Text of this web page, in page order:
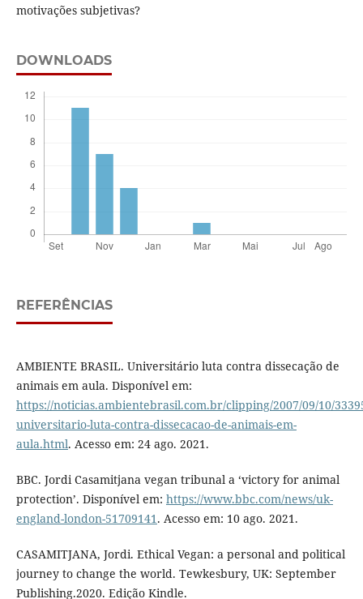
motivações subjetivas?
DOWNLOADS
REFERÊNCIAS
AMBIENTE BRASIL. Universitário luta contra dissecação de
animais em aula. Disponível em:
https://noticias.ambientebrasil.com.br/clipping/2007/09/10/
universitario-luta-contra-dissecacao-de-animais-em-
aula.html. Acesso em: 24 ago. 2021.
BBC. Jordi Casamitjana vegan tribunal a ‘victory for animal
protection’. Disponível em: https://www.bbc.com/news/uk-
england-london-51709141. Acesso em: 10 ago. 2021.
CASAMITJANA, Jordi. Ethical Vegan: a personal and political
journey to change the world. Tewkesbury, UK: September
Publishing.2020. Edição Kindle.